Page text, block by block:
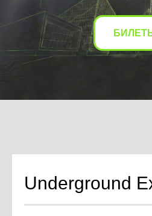
Underground